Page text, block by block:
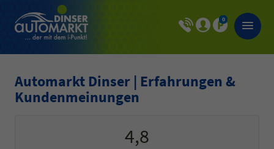
0
Automarkt Dinser | Erfahrungen &
Kundenmeinungen
4,8